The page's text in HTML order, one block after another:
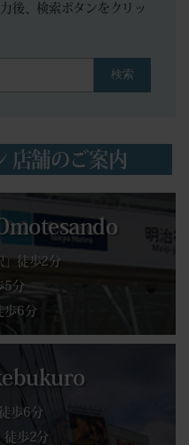
後、検索ボタンをクリッ
検索
店舗のご案内
」徒歩2分
5分
歩6分
歩6分
徒歩2分